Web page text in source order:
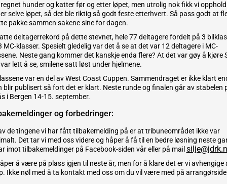
hunder og katter før og etter løpet, men utrolig nok fikk vi opphold
selve løpet, så det ble riktig så godt feste etterhvert. Så pass godt at
pakke sammen sakene sine for dagen.
deltagerrekord på dette stevnet, hele 77 deltagere fordelt på 3
MC-klasser. Spesielt gledelig var det å se at det var 12 deltagere i MC-
Neste gang kommer det kanskje enda flere? At det var gøy å kjøre
lett å se, smilene satt løst under hjelmene.
var en del av West Coast Cuppen. Sammendraget er ikke klart
blir publisert så fort det er klart. Neste runde og finalen går av stabelen
i Bergen 14-15. september.
og forbedringer:
de tingene vi har fått tilbakemelding på er at tribuneområdet ikke var
Det tar vi med oss videre og håper å få til en bedre løsning neste
imot tilbakemeldinger på Facebook-siden vår eller på mail
å være på plass igjen til neste år, men for å klare det er vi avhengige
Ikke nøl med å ta kontakt med oss om du vil være med på